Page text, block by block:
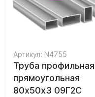
Артикул: N4755
Труба профильная
прямоугольная
80х50х3 09Г2С